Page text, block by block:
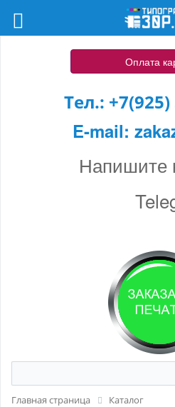
Оплата
Тел.:
E-mail:
Напишите
Главная страница
Каталог